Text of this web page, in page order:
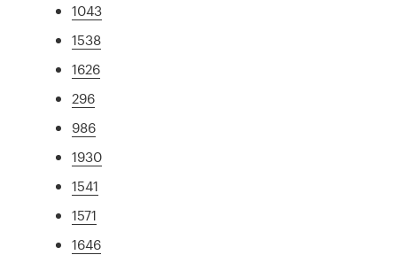
1043
1538
1626
296
986
1930
1541
1571
1646